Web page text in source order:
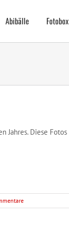
Abibälle Fotobox
Jahres. Diese